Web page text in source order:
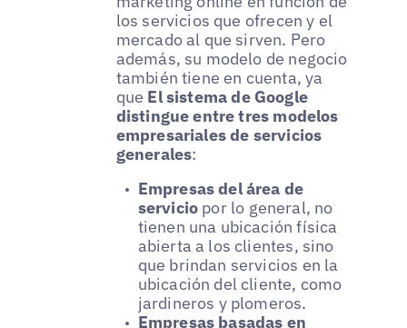
los servicios que ofrecen y el
mercado al que sirven. Pero
además, su modelo de negocio
también tiene en cuenta, ya
que El sistema de Google
distingue entre tres modelos
empresariales de servicios
generales:
Empresas del área de
servicio por lo general, no
tienen una ubicación física
abierta a los clientes, sino
que brindan servicios en la
ubicación del cliente, como
jardineros y plomeros.
Empresas basadas en